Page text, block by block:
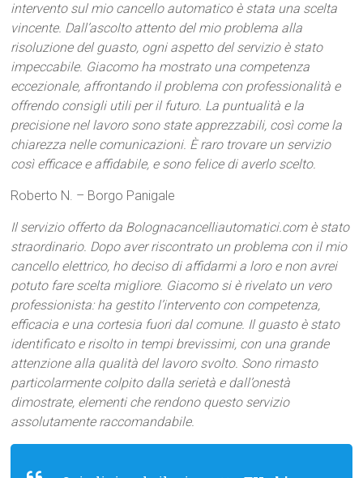
intervento sul mio cancello automatico è stata una scelta
vincente. Dall’ascolto attento del mio problema alla
risoluzione del guasto, ogni aspetto del servizio è stato
impeccabile. Giacomo ha mostrato una competenza
eccezionale, affrontando il problema con professionalità e
offrendo consigli utili per il futuro. La puntualità e la
precisione nel lavoro sono state apprezzabili, così come la
chiarezza nelle comunicazioni. È raro trovare un servizio
così efficace e affidabile, e sono felice di averlo scelto.
Roberto N. – Borgo Panigale
Il servizio offerto da Bolognacancelliautomatici.com è stato
straordinario. Dopo aver riscontrato un problema con il mio
cancello elettrico, ho deciso di affidarmi a loro e non avrei
potuto fare scelta migliore. Giacomo si è rivelato un vero
professionista: ha gestito l’intervento con competenza,
efficacia e una cortesia fuori dal comune. Il guasto è stato
identificato e risolto in tempi brevissimi, con una grande
attenzione alla qualità del lavoro svolto. Sono rimasto
particolarmente colpito dalla serietà e dall’onestà
dimostrate, elementi che rendono questo servizio
assolutamente raccomandabile.